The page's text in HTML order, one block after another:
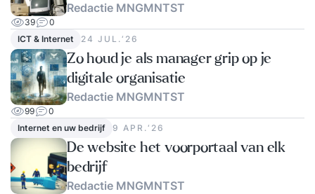
Redactie MNGMNTST
39
0
ICT & Internet
24 JUL.‘26
Zo houd je als manager grip op je
digitale organisatie
Redactie MNGMNTST
99
0
Internet en uw bedrijf
9 APR.‘26
De website het voorportaal van elk
bedrijf
Redactie MNGMNTST